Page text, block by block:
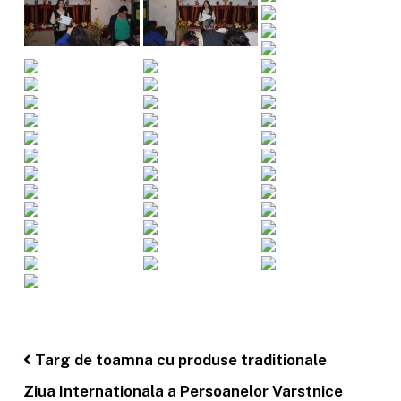
Post navigation
Targ de toamna cu produse traditionale
Ziua Internationala a Persoanelor Varstnice